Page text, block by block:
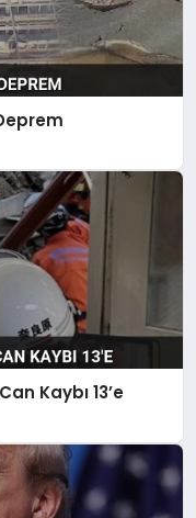
Kaybı 13’e